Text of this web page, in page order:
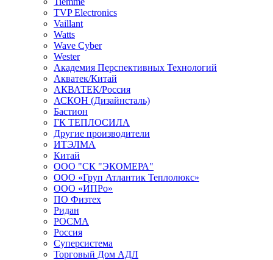
TVP Electronics
Vaillant
Watts
Wave Cyber
Wester
Академия Перспективных Технологий
Акватек/Китай
АКВАТЕК/Россия
АСКОН (Дизайнсталь)
Бастион
ГК ТЕПЛОСИЛА
Другие производители
ИТЭЛМА
Китай
ООО "СК "ЭКОМЕРА"
ООО «Груп Атлантик Теплолюкс»
ООО «ИПРо»
ПО Физтех
Ридан
РОСМА
Россия
Суперсистема
Торговый Дом АДЛ